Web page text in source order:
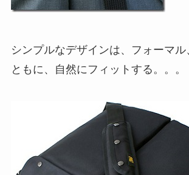
シンプルなデザインは、フォーマ
ともに、自然にフィットする。。。